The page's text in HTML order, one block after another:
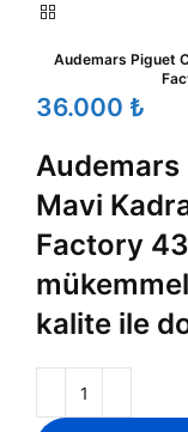
Audemars Piguet
₺
Audemars
Mavi
Factory
kalite ile